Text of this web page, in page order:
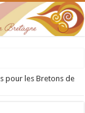
chrétienne
pour les Bretons de